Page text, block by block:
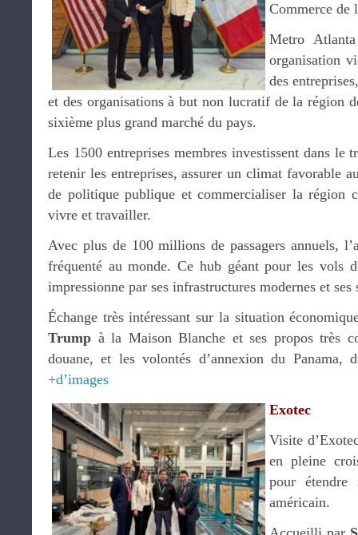
Commerce de
Metro
organisation
des
et des organisations à but non lucratif de la région
sixième plus grand marché du pays.
Les 1500 entreprises membres investissent dans
retenir les entreprises, assurer un climat favorable
de politique publique et commercialiser la région
vivre et travailler.
Avec plus de 100 millions de passagers annuels,
fréquenté au monde. Ce hub géant pour les vols
impressionne par ses infrastructures modernes et ses
Échange très intéressant sur la situation
Trump à la Maison Blanche et ses propos très
douane, et les volontés d’annexion du Panama,
+d’images
Exotec
Visite
en pleine
pour étendre
américain.